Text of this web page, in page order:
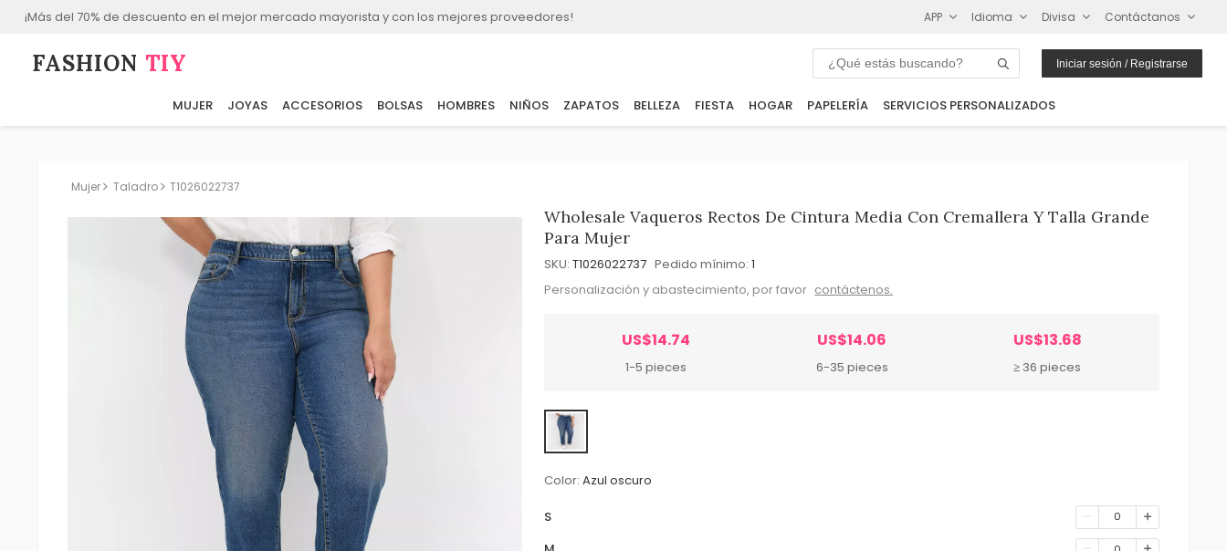
¡Más del 70% de descuento en el mejor mercado mayorista y con los mejores proveedores! APP Idioma Divisa Contáctanos
FASHION⁠ TIY Iniciar sesión / Registrarse
MUJER JOYAS ACCESORIOS BOLSAS HOMBRES NIÑOS ZAPATOS BELLEZA FIESTA HOGAR PAPELERÍA SERVICIOS PERSONALIZADOS
Mujer Taladro T1026022737
Wholesale Vaqueros Rectos De Cintura Media Con Cremallera Y Talla Grande
Para Mujer
SKU: T1026022737 Pedido mínimo: 1
Personalización y abastecimiento, por favor contáctenos.
US$14.74
1-5 pieces
US$14.06
6-35 pieces
US$13.68
≥ 36 pieces
Color: Azul oscuro
S 0